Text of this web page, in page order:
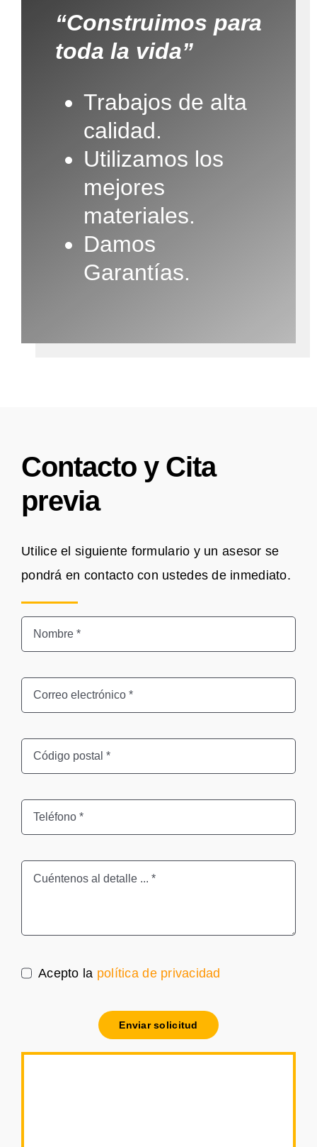
“Construimos para
toda la vida”
Trabajos de alta
calidad.
Utilizamos los
mejores
materiales.
Damos
Garantías.
Contacto y Cita
previa
Utilice el siguiente formulario y un asesor se
pondrá en contacto con ustedes de inmediato.
Acepto la política de privacidad
Enviar solicitud